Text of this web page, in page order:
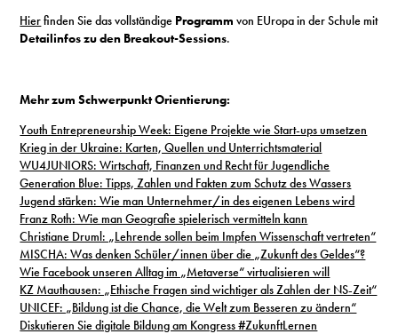
Hierfinden Sie das vollständige Programm von EUropa in der Schule mit
Detailinfos zu den Breakout-Sessions.
Mehr zum Schwerpunkt Orientierung:
Youth Entrepreneurship Week: Eigene Projekte wie Start-ups umsetzen
Krieg in der Ukraine: Karten, Quellen und Unterrichtsmaterial
WU4JUNIORS: Wirtschaft, Finanzen und Recht für Jugendliche
Generation Blue: Tipps, Zahlen und Fakten zum Schutz des Wassers
Jugend stärken: Wie man Unternehmer/in des eigenen Lebens wird
Franz Roth: Wie man Geografie spielerisch vermitteln kann
Christiane Druml: „Lehrende sollen beim Impfen Wissenschaft vertreten“
MISCHA: Was denken Schüler/innen über die „Zukunft des Geldes“?
Wie Facebook unseren Alltag im „Metaverse“ virtualisieren will
KZ Mauthausen: „Ethische Fragen sind wichtiger als Zahlen der NS-Zeit“
UNICEF: „Bildung ist die Chance, die Welt zum Besseren zu ändern“
Diskutieren Sie digitale Bildung am Kongress #ZukunftLernen